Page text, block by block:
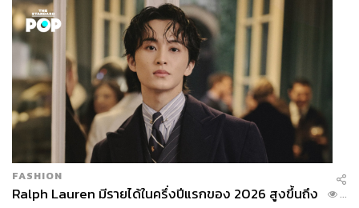
FASHION
Ralph Lauren มีรายได้ในครึ่งปีแรกของ 2026 สูงขึ้นถึง
...